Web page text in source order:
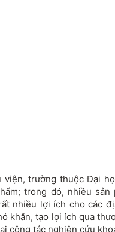
viện, trường thuộc Đại
trong đó, nhiều sản
nhiều lợi ích cho các
khăn, tạo lợi ích qua
công tác nghiên cứu